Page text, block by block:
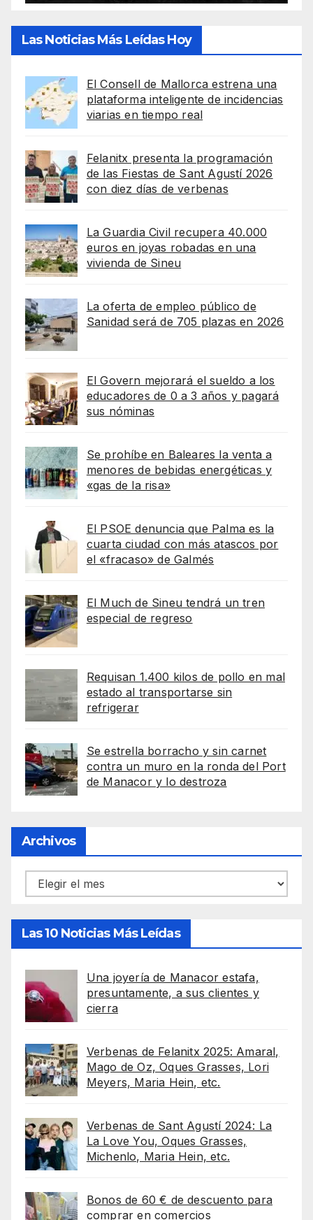
Las Noticias Más Leídas Hoy
El Consell de Mallorca estrena una
plataforma inteligente de incidencias
viarias en tiempo real
Felanitx presenta la programación
de las Fiestas de Sant Agustí 2026
con diez días de verbenas
La Guardia Civil recupera 40.000
euros en joyas robadas en una
vivienda de Sineu
La oferta de empleo público de
Sanidad será de 705 plazas en 2026
El Govern mejorará el sueldo a los
educadores de 0 a 3 años y pagará
sus nóminas
Se prohíbe en Baleares la venta a
menores de bebidas energéticas y
«gas de la risa»
El PSOE denuncia que Palma es la
cuarta ciudad con más atascos por
el «fracaso» de Galmés
El Much de Sineu tendrá un tren
especial de regreso
Requisan 1.400 kilos de pollo en mal
estado al transportarse sin
refrigerar
Se estrella borracho y sin carnet
contra un muro en la ronda del Port
de Manacor y lo destroza
Archivos
Archivos
Las 10 Noticias Más Leídas
Una joyería de Manacor estafa,
presuntamente, a sus clientes y
cierra
Verbenas de Felanitx 2025: Amaral,
Mago de Oz, Oques Grasses, Lori
Meyers, Maria Hein, etc.
Verbenas de Sant Agustí 2024: La
La Love You, Oques Grasses,
Michenlo, Maria Hein, etc.
Bonos de 60 € de descuento para
comprar en comercios